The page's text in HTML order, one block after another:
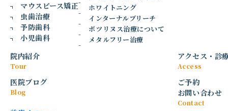
マウスピース矯正
虫歯治療
予防歯科
小児歯科
ホワイトニング
インターナルブリーチ
ボツリヌス治療について
メタルフリー治療
院内紹介
Tour
アクセス ・ 診
Access
医院ブログ
Blog
ご予約
お問い合わせ
Contact
特に、歯の根の先に膿がたまり、周囲の骨が溶けてしまって
いることも少なくありません。 根管治療は、感染した神経や
細菌を取り除き、できるだけ歯を残すために行う大切な治療
です。しかし、歯の根の中はとても細く複雑な形をしている
ため、治療には高い精度と清潔な環境づくりが求められま
す。 今回は、根管治療で使用する「ラバーダム」の重要性に
ついて、東新宿の歯医者「東新宿じん歯科」が解説します。
1. 根管治療で使うラバーダムとは？